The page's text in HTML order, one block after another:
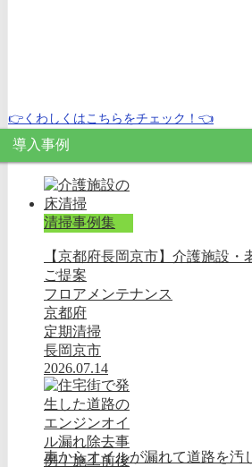
👉くわしくはこちらをチェック！👈
導入事例
清掃事例集
【京都府長岡京市】介護施設
ご提案
フロアメンテナンス
京都府
定期清掃
長岡京市
2026.07.14
車からオイルが漏れて道路を汚